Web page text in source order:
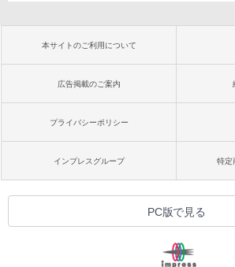
本サイトのご利用について
広告掲載のご案内
プライバシーポリシー
インプレスグループ 特定
PC版で見る